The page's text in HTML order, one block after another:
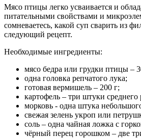
Мясо птицы легко усваивается и
питательными свойствами и
сомневаетесь, какой суп сварить из
следующий рецепт.
Необходимые ингредиенты:
мясо бедра или грудки птицы –
одна головка репчатого лука;
готовая вермишель – 200 г;
картофель – три штуки среднего
морковь - одна штука
свежая зелень укроп или
соль – одна чайная ложка с
чёрный перец горошком – две